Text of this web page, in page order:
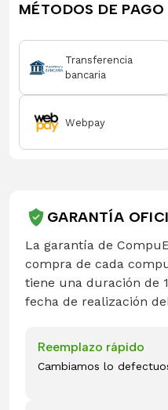
MÉTODOS DE
Transferencia
bancaria
Webpay
GARANTÍA
La garantía de
compra de cada
tiene una duración de
fecha de realización
Reemplazo rápido
Cambiamos lo